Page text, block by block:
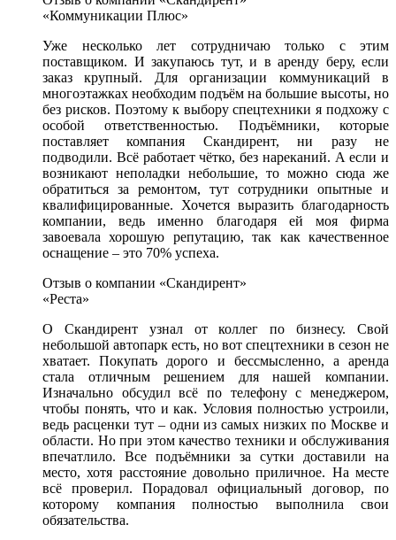
«Коммуникации Плюс»
Уже несколько лет сотрудничаю только с этим
поставщиком. И закупаюсь тут, и в аренду беру, если
заказ крупный. Для организации коммуникаций в
многоэтажках необходим подъём на большие высоты, но
без рисков. Поэтому к выбору спецтехники я подхожу с
особой ответственностью. Подъёмники, которые
поставляет компания Скандирент, ни разу не
подводили. Всё работает чётко, без нареканий. А если и
возникают неполадки небольшие, то можно сюда же
обратиться за ремонтом, тут сотрудники опытные и
квалифицированные. Хочется выразить благодарность
компании, ведь именно благодаря ей моя фирма
завоевала хорошую репутацию, так как качественное
оснащение – это 70% успеха.
Отзыв о компании «Скандирент»
«Реста»
О Скандирент узнал от коллег по бизнесу. Свой
небольшой автопарк есть, но вот спецтехники в сезон не
хватает. Покупать дорого и бессмысленно, а аренда
стала отличным решением для нашей компании.
Изначально обсудил всё по телефону с менеджером,
чтобы понять, что и как. Условия полностью устроили,
ведь расценки тут – одни из самых низких по Москве и
области. Но при этом качество техники и обслуживания
впечатлило. Все подъёмники за сутки доставили на
место, хотя расстояние довольно приличное. На месте
всё проверил. Порадовал официальный договор, по
которому компания полностью выполнила свои
обязательства.